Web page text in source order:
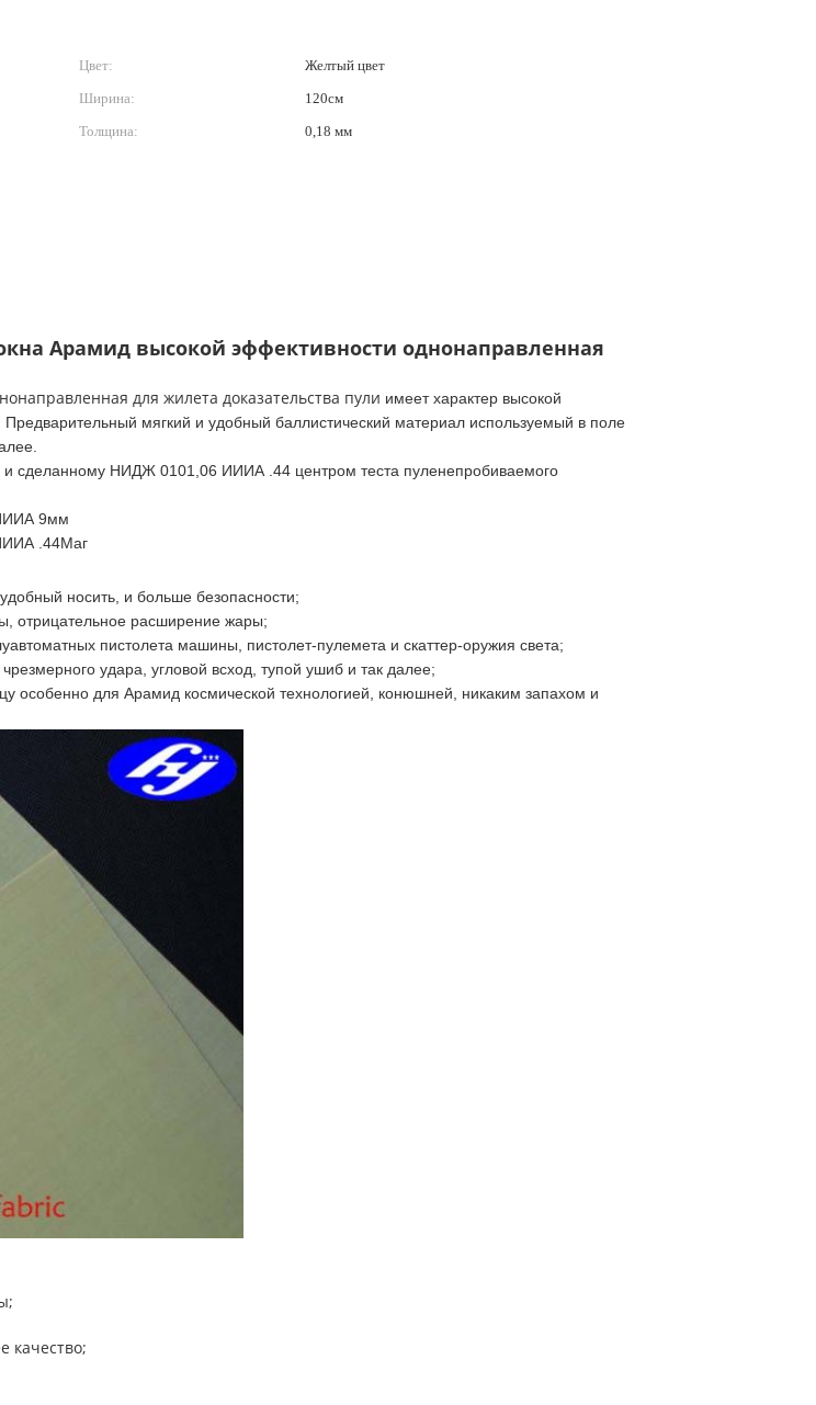
Цвет:
Желтый цвет
Ширина:
120см
Толщина:
0,18 мм
Арамид высокой эффективности однонаправленная
для жилета доказательства пули имеет характер высокой
мягкий и удобный баллистический материал используемый в поле
НИДЖ 0101,06 ИИИА .44 центром теста пуленепробиваемого
9мм
.44Маг
носить, и больше безопасности;
отрицательное расширение жары;
пистолета машины, пистолет-пулемета и скаттер-оружия света;
удара, угловой всход, тупой ушиб и так далее;
особенно для Арамид космической технологией, конюшней, никаким запахом и
качество;